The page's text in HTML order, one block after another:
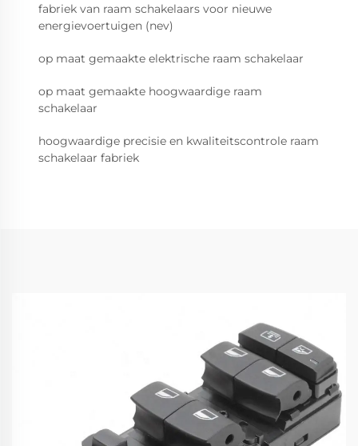
fabriek van raam schakelaars voor nieuwe
energievoertuigen (nev)
op maat gemaakte elektrische raam schakelaar
op maat gemaakte hoogwaardige raam
schakelaar
hoogwaardige precisie en kwaliteitscontrole raam
schakelaar fabriek